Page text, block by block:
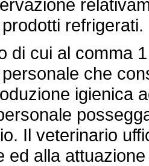
refrigerati.
cui al comma
che
igienica
Il veterinario
ed alla